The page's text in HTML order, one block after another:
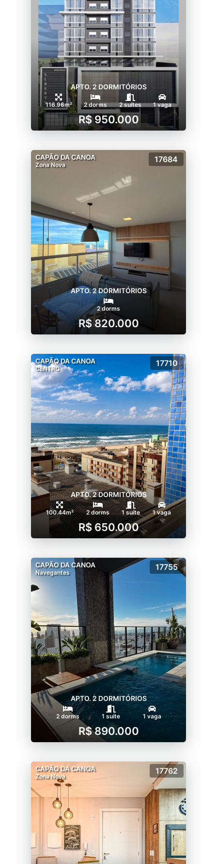
APTO. 2 DORMITÓRIOS
116.96m² 2 dorms 2 suítes 1 vaga
R$ 950.000
CAPÃO DA CANOA
Zona Nova
17684
APTO. 2 DORMITÓRIOS
2 dorms
R$ 820.000
CAPÃO DA CANOA
CENTRO
17710
APTO. 2 DORMITÓRIOS
100.44m² 2 dorms 1 suíte 1 vaga
R$ 650.000
CAPÃO DA CANOA
Navegantes
17755
APTO. 2 DORMITÓRIOS
2 dorms 1 suíte 1 vaga
R$ 890.000
CAPÃO DA CANOA
Zona Nova
17762